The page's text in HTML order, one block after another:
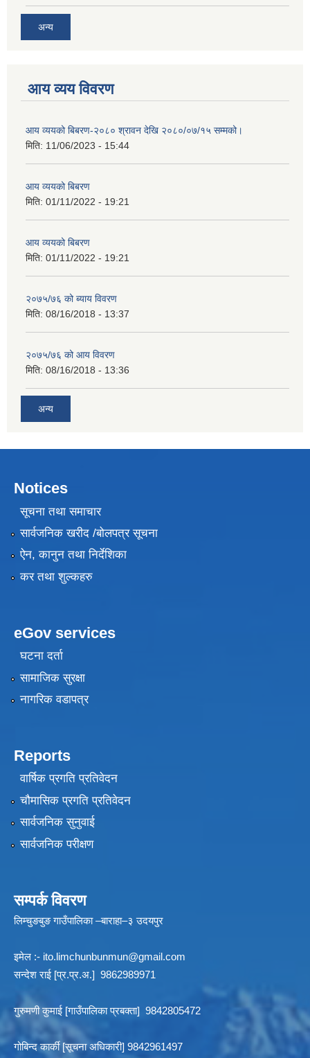
अन्य
आय व्यय विवरण
आय व्ययको बिबरण-२०८० श्रावन देखि २०८०/०७/१५ सम्मको।
मिति: 11/06/2023 - 15:44
आय व्ययको बिबरण
मिति: 01/11/2022 - 19:21
आय व्ययको बिबरण
मिति: 01/11/2022 - 19:21
२०७५/७६ को ब्याय विवरण
मिति: 08/16/2018 - 13:37
२०७५/७६ को आय विवरण
मिति: 08/16/2018 - 13:36
अन्य
Notices
सूचना तथा समाचार
सार्वजनिक खरीद /बोलपत्र सूचना
ऐन, कानुन तथा निर्देशिका
कर तथा शुल्कहरु
eGov services
घटना दर्ता
सामाजिक सुरक्षा
नागरिक वडापत्र
Reports
वार्षिक प्रगति प्रतिवेदन
चौमासिक प्रगति प्रतिवेदन
सार्वजनिक सुनुवाई
सार्वजनिक परीक्षण
सम्पर्क विवरण
लिम्चुङबुङ गाउँपालिका –बाराहा–३ उदयपुर
इमेल :- ito.limchunbunmun@gmail.com
सन्देश राई [प्र.प्र.अ.] 9862989971
गुरुमणी कुमाई [गाउँपालिका प्रबक्ता] 9842805472
गोबिन्द कार्की [सूचना अधिकारी] 9842961497